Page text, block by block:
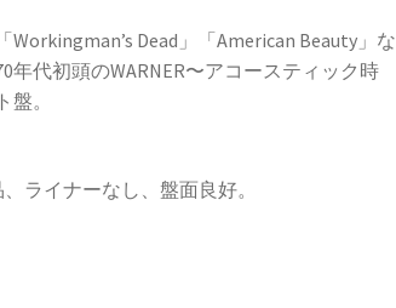
Dead」「American Beauty」な
年代初頭のWARNER〜アコースティック時
。
ライナーなし、盤面良好。